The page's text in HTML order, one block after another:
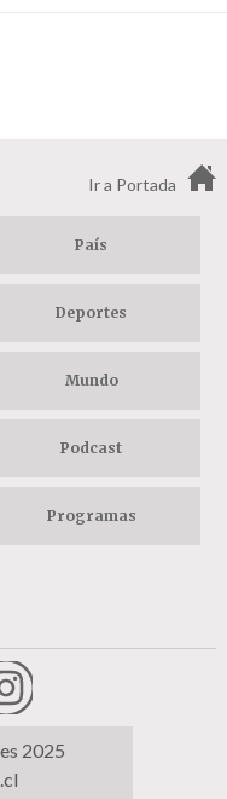
Ir a Portada
País
Deportes
Mundo
Podcast
Programas
2025